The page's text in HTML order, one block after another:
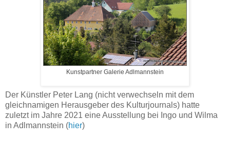
Kunstpartner Galerie Adlmannstein
Der Künstler Peter Lang (nicht verwechseln mit dem
gleichnamigen Herausgeber des Kulturjournals) hatte
zuletzt im Jahre 2021 eine Ausstellung bei Ingo und Wilma
in Adlmannstein (hier)